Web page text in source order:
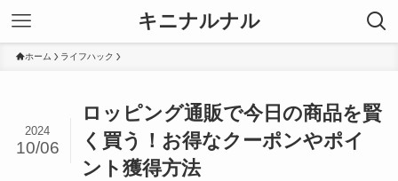
キニナルナル
ホーム ライフハック
ロッピング通販で今日の商品を賢
く買う！お得なクーポンやポイ
ント獲得方法
2024
10/06